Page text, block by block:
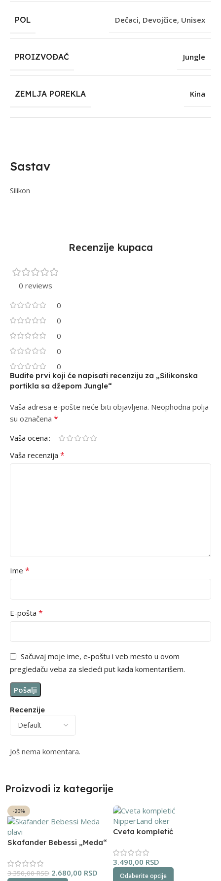
POL Dečaci, Devojčice, Unisex
PROIZVOĐAČ Jungle
ZEMLJA POREKLA Kina
Sastav
Silikon
Recenzije kupaca
0 reviews
0
0
0
0
0
Recenzije
Još nema komentara.
Budite prvi koji će napisati recenziju za „Silikonska
portikla sa džepom Jungle“
Vaša adresa e-pošte neće biti objavljena. Neophodna polja
su označena *
Vaša ocena
Vaša recenzija *
Ime *
E-pošta *
Sačuvaj moje ime, e-poštu i veb mesto u ovom
pregledaču veba za sledeći put kada komentarišem.
Alternative:
Proizvodi iz kategorije
-20%
Skafander Bebessi „Meda“
3.350,00RSD 2.680,00 RSD
Cveta kompletić
3.490,00 RSD
Odaberite opcije